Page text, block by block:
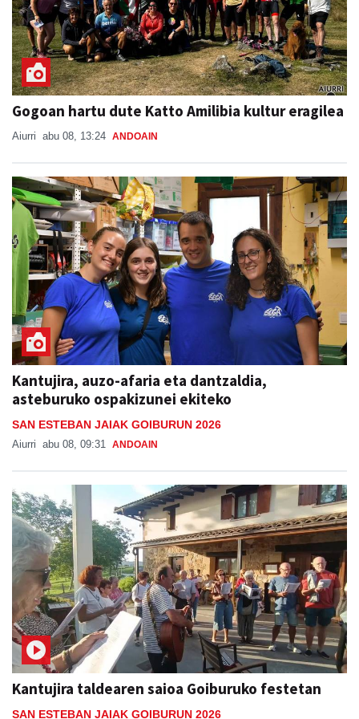
Gogoan hartu dute Katto Amilibia kultur eragilea
Aiurri abu 08, 13:24 ANDOAIN
Kantujira, auzo-afaria eta dantzaldia,
asteburuko ospakizunei ekiteko
SAN ESTEBAN JAIAK GOIBURUN 2026
Aiurri abu 08, 09:31 ANDOAIN
Kantujira taldearen saioa Goiburuko festetan
SAN ESTEBAN JAIAK GOIBURUN 2026